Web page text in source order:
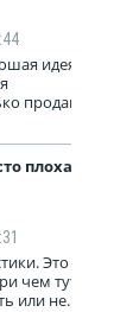
идея
продают
плохая
Это
чем тут
или не...